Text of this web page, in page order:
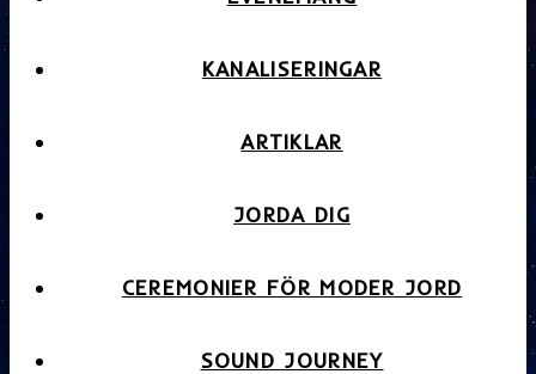
KANALISERINGAR
ARTIKLAR
JORDA DIG
CEREMONIER FÖR MODER JORD
SOUND JOURNEY